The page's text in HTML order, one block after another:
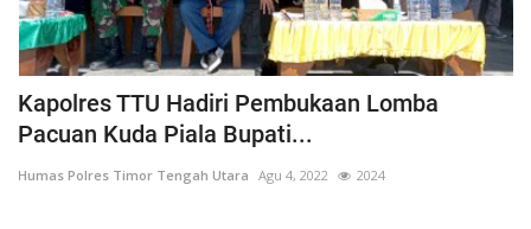
Kapolres TTU Hadiri Pembukaan Lomba
Pacuan Kuda Piala Bupati...
Humas Polres Timor Tengah Utara Agu 4, 2022 2024